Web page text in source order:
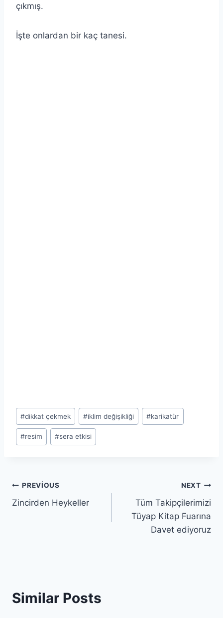
çıkmış.
İşte onlardan bir kaç tanesi.
Post
Tags:
#dikkat çekmek #iklim değişikliği #karikatür
#resim #sera etkisi
Yazı
gezinmesi
PREVIOUS
Zincirden Heykeller
NEXT
Tüm Takipçilerimizi
Tüyap Kitap Fuarına
Davet ediyoruz
Similar Posts